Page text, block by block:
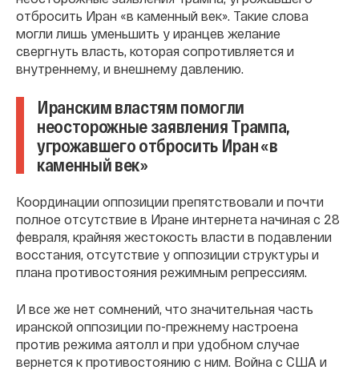
отбросить Иран «в каменный век». Такие слова
могли лишь уменьшить у иранцев желание
свергнуть власть, которая сопротивляется и
внутреннему, и внешнему давлению.
Иранским властям помогли
неосторожные заявления Трампа,
угрожавшего отбросить Иран «в
каменный век»
Координации оппозиции препятствовали и почти
полное отсутствие в Иране интернета начиная с 28
февраля, крайняя жестокость власти в подавлении
восстания, отсутствие у оппозиции структуры и
плана противостояния режимным репрессиям.
И все же нет сомнений, что значительная часть
иранской оппозиции по-прежнему настроена
против режима аятолл и при удобном случае
вернется к противостоянию с ним. Война с США и